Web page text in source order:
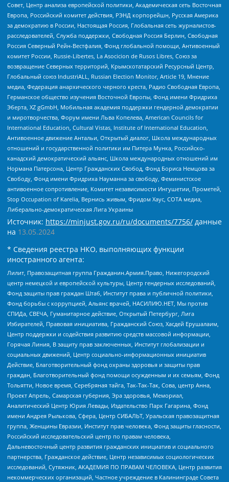
Совет, Центр анализа европейской политики, Академическая сеть Восточная
Европа, Российский комитет действия, РЭНД корпорейшн, Русская Америка
за демократию в России, Настоящая Россия, Глобальная сеть журналистов-
расследователей, Служба поддержки, Свободная Россия Берлин, Свободная
Россия Северный Рейн-Вестфалия, Фонд глобальной помощи, Антивоенный
комитет России, Russie-Libertes, La Asocicion de Rusos Libres, Союз за
возвращение Северных территорий, Крымскотатарский Ресурсный Центр,
Глобальный союз IndustriALL, Russian Election Monitor, Article 19, Мнение
медиа, Федерация анархического черного креста, Радио Свободная Европа,
Германское общество изучения Восточной Европы, Фонд имени Фридриха
Эберта, XZ gGmbH, Мобильная академия поддержки гендерной демократии
и миротворчества, Форум имени Льва Копелева, American Councils for
International Education, Cultural Vistas, Institute of International Education,
Антивоенное движение Антальи, Открытый диалог, Школа международных
отношений и государственной политики им Питера Мунка, Российско-
канадский демократический альянс, Школа международных отношений им
Нормана Патерсона, Центр Гражданских Свобод, Фонд Бориса Немцова за
Свободу, Фонд имени Фридриха Науманна за свободу, Феминистское
антивоенное сопротивление, Комитет независимости Ингушетии, Прометей,
Stop Occupation of Karelia, Вернись живым, Фридом Хаус, СОТА медиа,
Либерально-демократическая Лига Украины
Источник: https://minjust.gov.ru/ru/documents/7756/ данные
на 13.05.2024
* Сведения реестра НКО, выполняющих функции
иностранного агента:
Лилит, Правозащитная группа Гражданин.Армия.Право, Нижегородский
центр немецкой и европейской культуры, Центр гендерных исследований,
Фонд защиты прав граждан Штаб, Институт права и публичной политики,
Фонд борьбы с коррупцией, Альянс врачей, НАСИЛИЮ.НЕТ, Мы против
СПИДа, СВЕЧА, Гуманитарное действие, Открытый Петербург, Лига
Избирателей, Правовая инициатива, Гражданский Союз, Хасдей Ерушалаим,
Центр поддержки и содействия развитию средств массовой информации,
Горячая Линия, В защиту прав заключенных, Институт глобализации и
социальных движений, Центр социально-информационных инициатив
Действие, Благотворительный фонд охраны здоровья и защиты прав
граждан, Благотворительный фонд помощи осужденным и их семьям, Фонд
Тольятти, Новое время, Серебряная тайга, Так-Так-Так, Сова, центр Анна,
Проект Апрель, Самарская губерния, Эра здоровья, Мемориал,
Аналитический Центр Юрия Левады, Издательство Парк Гагарина, Фонд
имени Андрея Рылькова, Сфера, Центр СИБАЛЬТ, Уральская правозащитная
группа, Женщины Евразии, Институт прав человека, Фонд защиты гласности,
Российский исследовательский центр по правам человека,
Дальневосточный центр развития гражданских инициатив и социального
партнерства, Гражданское действие, Центр независимых социологических
исследований, Сутяжник, АКАДЕМИЯ ПО ПРАВАМ ЧЕЛОВЕКА, Центр развития
некоммерческих организаций, Частное учреждение в Калининграде Совета